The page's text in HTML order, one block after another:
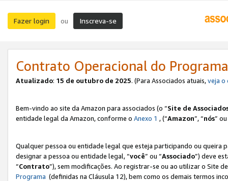
Fazer login ou Inscreva-se
Contrato Operacional do
Atualizado: 15 de outubro de 2025. (Para Associados atuais,veja o
Bem-vindo ao site da Amazon para associados (o “Site de
entidade legal da Amazon, conforme o Anexo 1 , (“Amazon”, “nós”
Qualquer pessoa ou entidade legal que esteja participando ou queira
designar a pessoa ou entidade legal, “você” ou “Associado”) deve
“Contrato”), sem modificações. Ao registrar-se ou ao utilizar o Site
Programa (definidas na Cláusula 12), bem como os demais termos